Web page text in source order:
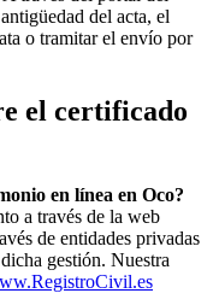
del acta, el
o tramitar el envío por
el certificado
en línea en Oco?
a través de la web
de entidades privadas
gestión. Nuestra